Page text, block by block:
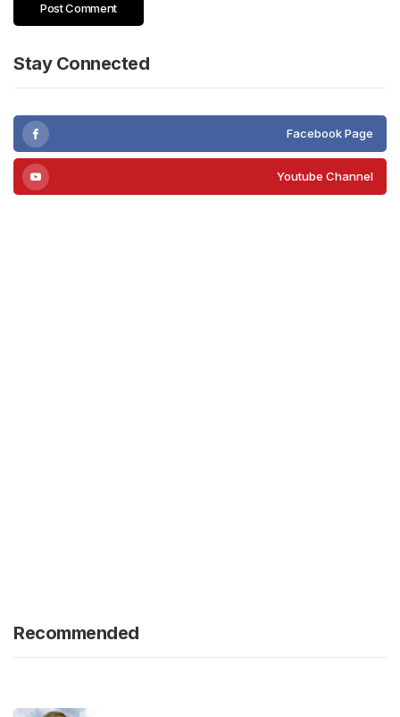
Stay Connected
Facebook Page
Youtube Channel
Recommended